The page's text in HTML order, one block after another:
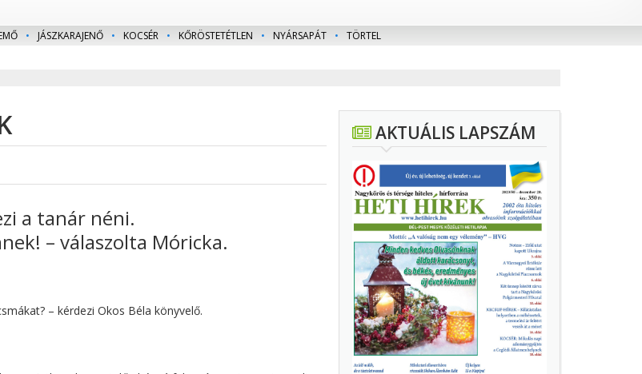
• JÁSZKARAJENŐ • KOCSÉR • KŐRÖSTETÉTLEN • NYÁRSAPÁT • TÖRTEL
a tanár néni.
– válaszolta Móricka.
– kérdezi Okos Béla könyvelő.
AKTUÁLIS LAPSZÁM